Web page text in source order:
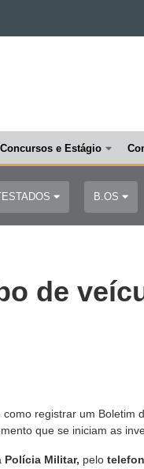
Concursos e Estágio
B.OS
de
registrar um Boletim
que se iniciam as
Polícia Militar, pelo